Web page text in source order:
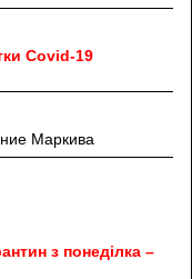
Covid-19
Маркива
з понеділка –